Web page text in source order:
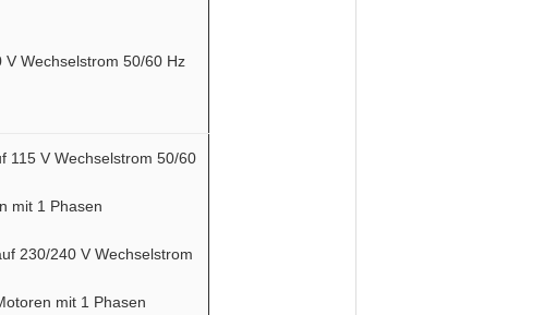
V Wechselstrom 50/60 Hz
115 V Wechselstrom 50/60
mit 1 Phasen
230/240 V Wechselstrom
mit 1 Phasen